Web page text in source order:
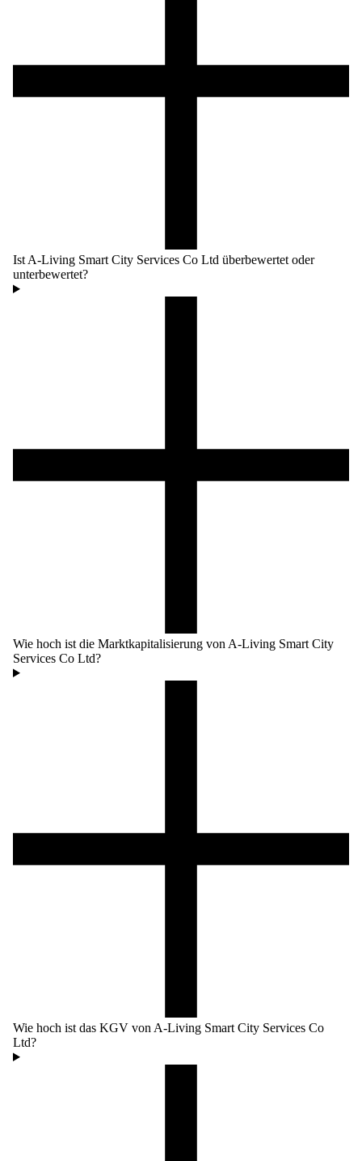
Ist A-Living Smart City Services Co Ltd überbewertet oder
unterbewertet?
Wie hoch ist die Marktkapitalisierung von A-Living Smart City
Services Co Ltd?
Wie hoch ist das KGV von A-Living Smart City Services Co
Ltd?